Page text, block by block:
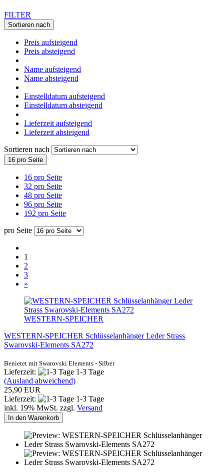
FILTER
Sortieren nach
Preis aufsteigend
Preis absteigend
Name aufsteigend
Name absteigend
Einstelldatum aufsteigend
Einstelldatum absteigend
Lieferzeit aufsteigend
Lieferzeit absteigend
Sortieren nach
16 pro Seite
16 pro Seite
32 pro Seite
48 pro Seite
96 pro Seite
192 pro Seite
pro Seite
1
2
3
»
WESTERN-SPEICHER
WESTERN-SPEICHER Schlüsselanhänger Leder Strass
Swarovski-Elements SA272
Benietet mit Swarovski Elements - Silber
Lieferzeit:
1-3 Tage
(Ausland abweichend)
25,90 EUR
Lieferzeit:
1-3 Tage
inkl. 19% MwSt. zzgl. Versand
In den Warenkorb